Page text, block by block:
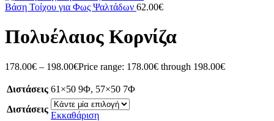
Βάση Τοίχου για Φως Ψαλτάδων 62.00€
Πολυέλαιος Κορνίζα
178.00€ – 198.00€Price range: 178.00€ through 198.00€
Διστάσεις 61×50 9Φ, 57×50 7Φ
Διστάσεις
Εκκαθάριση